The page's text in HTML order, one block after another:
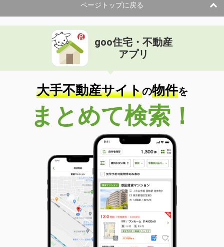
ページトップに戻る
goo住宅・不動産
アプリ
大手不動産サイトの物件を
まとめて検索！